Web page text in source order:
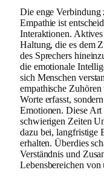
Die enge
Empathie ist
Interaktionen.
Haltung, die es dem
des Sprechers
die emotionale
sich Menschen
empathische
Worte erfasst,
Emotionen. Diese
schwierigen Zeiten
dazu bei, langfristige
erhalten. Überdies
Verständnis und
Lebensbereichen von